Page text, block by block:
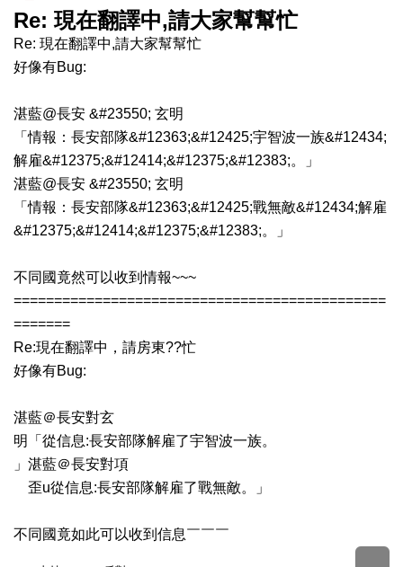
Re: 現在翻譯中,請大家幫幫忙
Re: 現在翻譯中,請大家幫幫忙
好像有Bug:
湛藍@長安 &#23550; 玄明
「情報：長安部隊&#12363;&#12425;宇智波一族&#12434;
解雇&#12375;&#12414;&#12375;&#12383;。」
湛藍@長安 &#23550; 玄明
「情報：長安部隊&#12363;&#12425;戰無敵&#12434;解雇
&#12375;&#12414;&#12375;&#12383;。」
不同國竟然可以收到情報~~~
==============================================
=======
Re:現在翻譯中，請房東??忙
好像有Bug:
湛藍＠長安對玄
明「從信息:長安部隊解雇了宇智波一族。
」湛藍＠長安對項
歪u從信息:長安部隊解雇了戰無敵。」
不同國竟如此可以收到信息￣￣￣